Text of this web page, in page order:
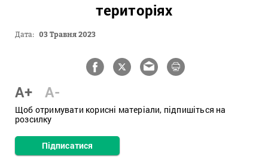
територіях
Дата: 03 Травня 2023
A+ A-
Щоб отримувати корисні матеріали, підпишіться на
розсилку
Підписатися